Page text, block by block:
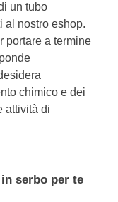
un tubo
al nostro eshop.
portare a termine
chimico e dei
attività di
serbo per te